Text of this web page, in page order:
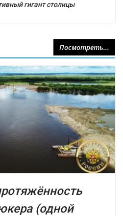
гигант столицы
Посмотреть...
(одной